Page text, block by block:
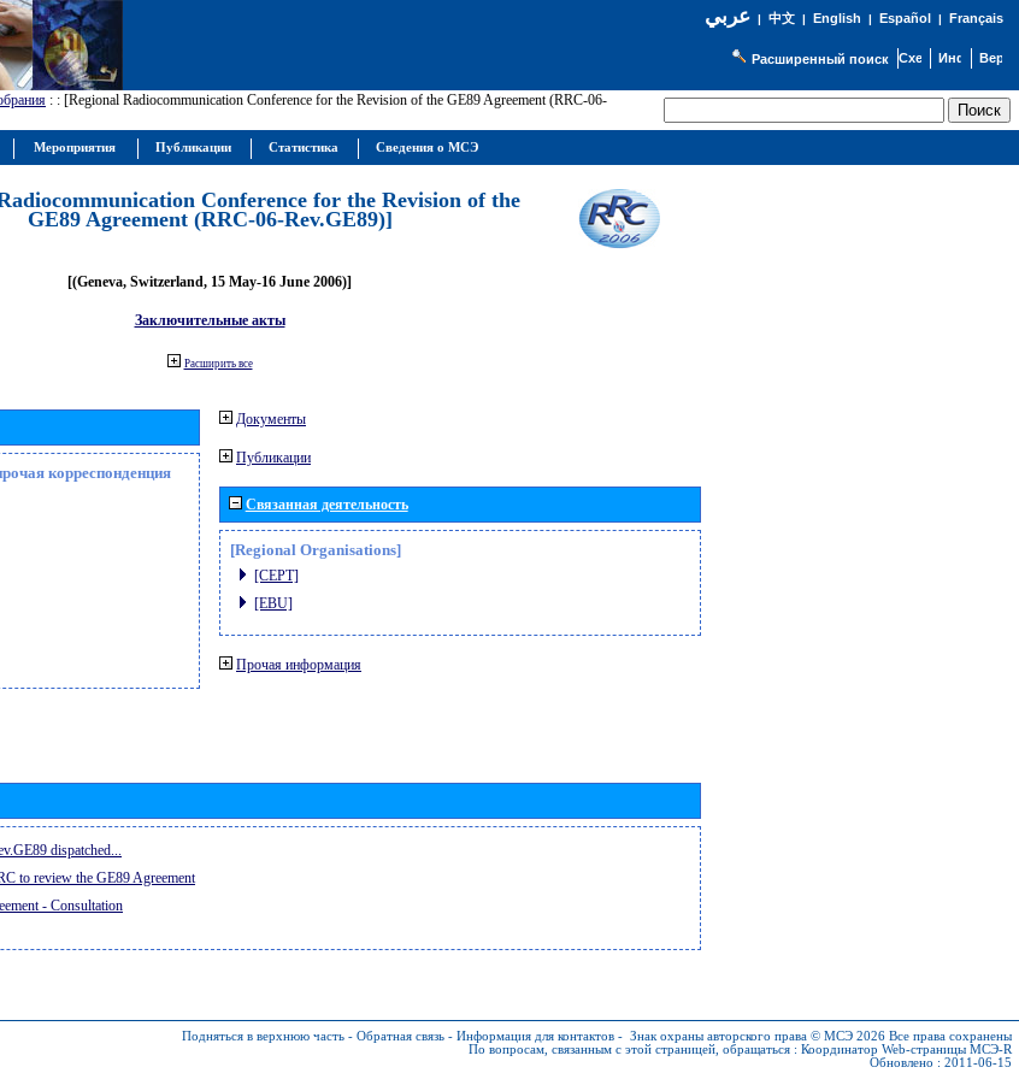
عربي| 中文| English | Español | Français
Расширенный поиск
: : [Regional Radiocommunication Conference for the Revision of the GE89 Agreement (RRC-06-
Conference for the Revision of the
GE89 Agreement (RRC-06-Rev.GE89)]
[(Geneva, Switzerland, 15 May-16 June 2006)]
Заключительные акты
Расширить все
корреспонденция
Документы
Публикации
Связанная деятельность
[Regional Organisations]
[CEPT]
[EBU]
Прочая информация
dispatched...
to review the GE89 Agreement
- Consultation
Подняться в верхнюю часть - Обратная связь - Информация для контактов - Знак охраны авторского права © МСЭ 2026 Все права сохранены
По вопросам, связанным с этой страницей, обращаться : Координатор Web-страницы МСЭ-R
Обновлено : 2011-06-15
Мероприятия Публикации Статистика Сведения о МСЭ